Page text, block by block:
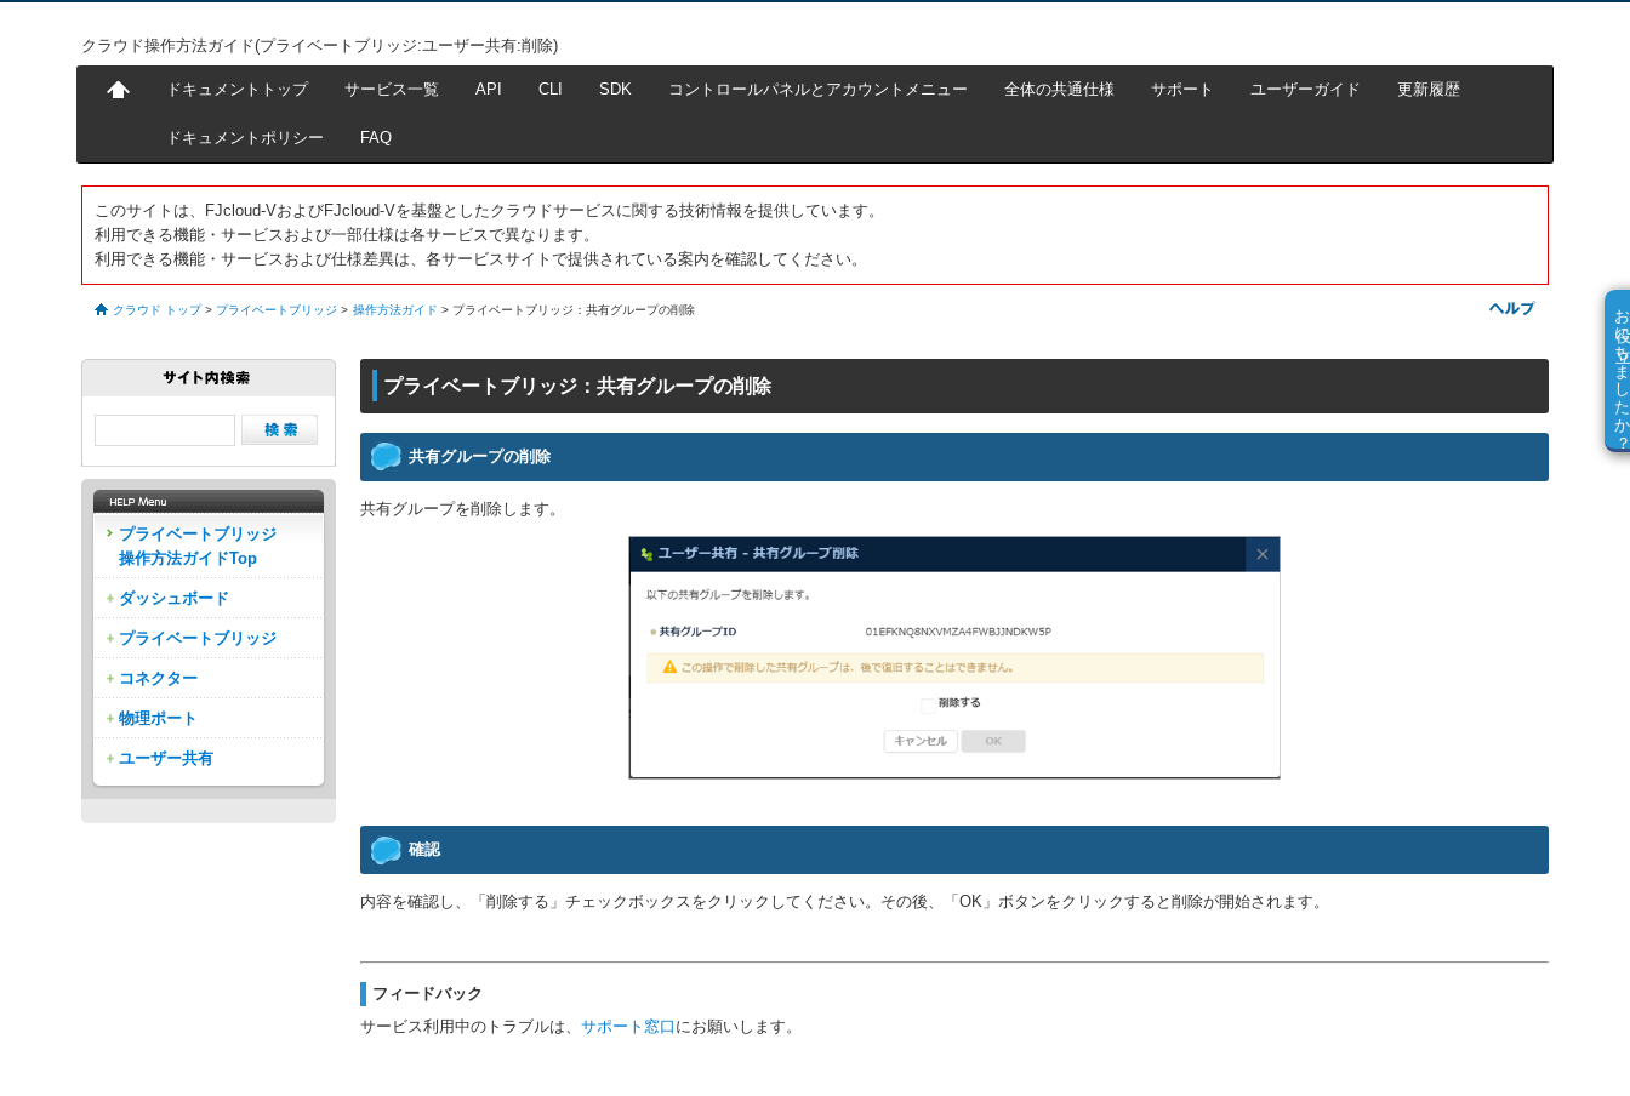
クラウド操作方法ガイド(プライベートブリッジ:ユーザー共有:削除)
ドキュメントトップ サービス一覧 API CLI SDK コントロールパネルとアカウントメニュー 全体の共通仕様 サポート ユーザーガイド 更新履歴
ドキュメントポリシー FAQ
このサイトは、FJcloud-VおよびFJcloud-Vを基盤としたクラウドサービスに関する技術情報を提供しています。
利用できる機能・サービスおよび一部仕様は各サービスで異なります。
利用できる機能・サービスおよび仕様差異は、各サービスサイトで提供されている案内を確認してください。
クラウド トップ > プライベートブリッジ > 操作方法ガイド > プライベートブリッジ：共有グループの削除
プライベートブリッジ：共有グループの削除
共有グループの削除
共有グループを削除します。
確認
内容を確認し、「削除する」チェックボックスをクリックしてください。その後、「OK」ボタンをクリックすると削除が開始されます。
フィードバック
サービス利用中のトラブルは、サポート窓口 にお願いします。
お役に立
プライベートブリッジ
操作方法ガイドTop
ダッシュボード
プライベートブリッジ
コネクター
物理ポート
ユーザー共有